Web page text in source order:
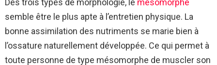
Des trois types de morphologie, le mésomorphe
semble être le plus apte à l’entretien physique. La
bonne assimilation des nutriments se marie bien à
l’ossature naturellement développée. Ce qui permet à
toute personne de type mésomorphe de muscler son